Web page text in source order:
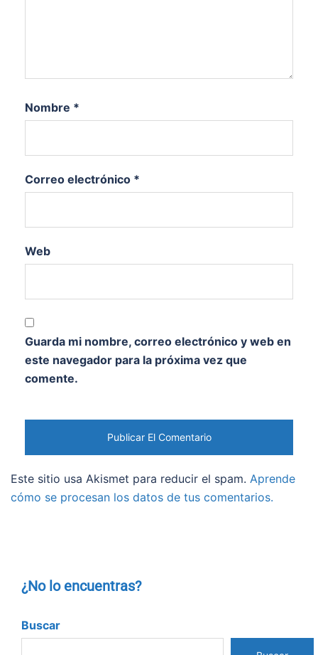
Nombre *
Correo electrónico *
Web
Guarda mi nombre, correo electrónico y web en
este navegador para la próxima vez que
comente.
Este sitio usa Akismet para reducir el spam. Aprende
cómo se procesan los datos de tus comentarios.
¿No lo encuentras?
Buscar